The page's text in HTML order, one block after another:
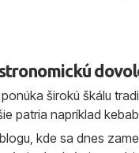
širokú škálu
patria napríklad
kde sa dnes